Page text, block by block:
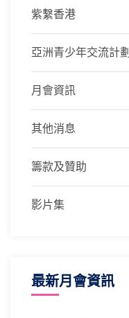
紫繫香港
亞洲青少年交流計劃
月會資訊
其他消息
籌款及贊助
影片集
最新月會資訊